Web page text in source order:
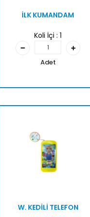
İLK KUMANDAM
Koli İçi :1
Adet
W. KEDİLİ TELEFON